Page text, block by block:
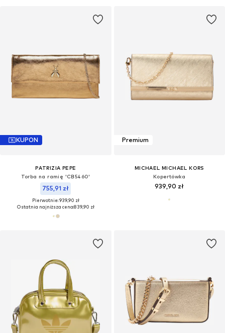
KUPON
PATRIZIA PEPE
Torba na ramię 'CB5460'
755,91 zł
Pierwotnie: 939,90 zł
Ostatnia najniższa cena:839,90 zł
Premium
MICHAEL MICHAEL KORS
Kopertówka
939,90 zł